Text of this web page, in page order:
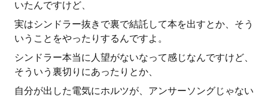
いたんですけど、
実はシンドラー抜きで裏で結託して本を出すとか、そう
いうことをやったりするんですよ。
シンドラー本当に人望がないなって感じなんですけど、
そういう裏切りにあったりとか、
自分が出した電気にホルツが、アンサーソングじゃない